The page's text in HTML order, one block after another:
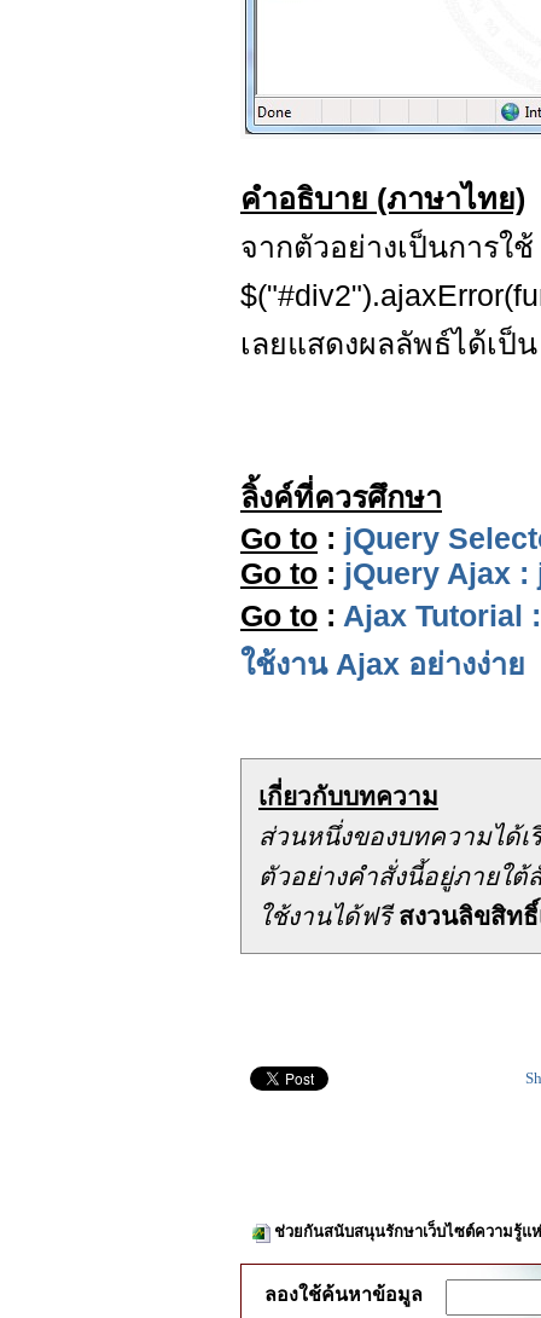
คำอธิบาย (ภาษาไทย)
จากตัวอย่างเป็นการใช้
เลยแสดงผลลัพธ์ได้เป็
ลิ้งค์ที่ควรศึกษา
Go to : jQuery
Go to : jQuery Ajax :
Go to : Ajax Tutorial
ใช้งาน Ajax อย่างง่าย
เกี่ยวกับบทความ
ส่วนหนึ่งของบทความได้เ
ตัวอย่างคำสั่งนี้อยู่ภาย
ใช้งานได้ฟรีสงวนลิขสิทธิ์
ช่วยกันสนับสนุนรักษาเว็บไซต์ความรู้แ
ลองใช้ค้นหาข้อมูล